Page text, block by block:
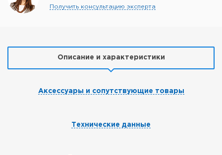
Получить консультацию эксперта
Описание и характеристики
Аксессуары и сопутствующие товары
Технические данные